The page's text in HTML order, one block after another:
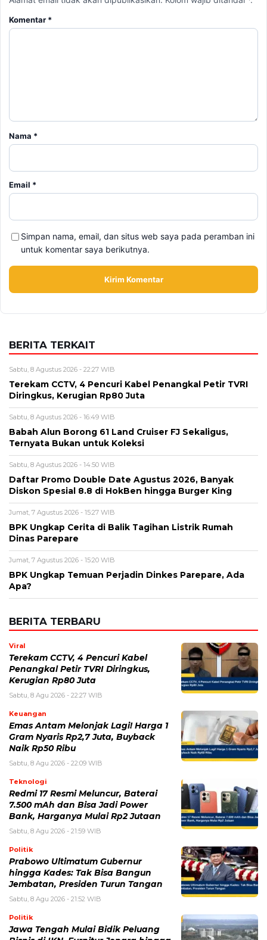
Diringkus, Kerugian Rp80 Juta
Babah Alun Borong 61 Land Cruiser FJ Sekaligus,
Sabtu, 8 Agustus 2026 - 14:50 WIB
Daftar Promo Double Date Agustus 2026, Banyak
Diskon Spesial 8.8 di HokBen hingga Burger King ‎
Jumat, 7 Agustus 2026 - 15:27 WIB
BPK Ungkap Cerita di Balik Tagihan Listrik Rumah
Dinas Parepare
Jumat, 7 Agustus 2026 - 15:20 WIB
BPK Ungkap Temuan Perjadin Dinkes Parepare, Ada
Apa?
BERITA TERBARU
Viral
Terekam CCTV, 4 Pencuri Kabel
Penangkal Petir TVRI Diringkus,
Kerugian Rp80 Juta
Keuangan
Emas Antam Melonjak Lagi! Harga 1
Gram Nyaris Rp2,7 Juta, Buyback
Naik Rp50 Ribu
Sabtu, 8 Agu 2026 - 22:09 WIB
Teknologi
Redmi 17 Resmi Meluncur, Baterai
7.500 mAh dan Bisa Jadi Power
Bank, Harganya Mulai Rp2 Jutaan
Sabtu, 8 Agu 2026 - 21:59 WIB
Politik
Prabowo Ultimatum Gubernur
hingga Kades: Tak Bisa Bangun
Jembatan, Presiden Turun Tangan
Sabtu, 8 Agu 2026 - 21:52 WIB
Politik
Jawa Tengah Mulai Bidik Peluang
Bisnis di IKN, Furnitur Jepara hingga
Bank Jateng Bisa Masuk
Sabtu, 8 Agu 2026 - 21:47 WIB
POPULER